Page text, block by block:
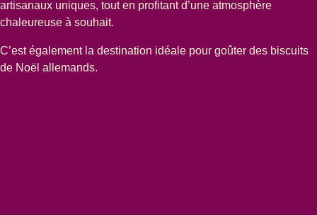
artisanaux uniques, tout en profitant d’une atmosphère
chaleureuse à souhait.
C’est également la destination idéale pour goûter des biscuits
de Noël allemands.